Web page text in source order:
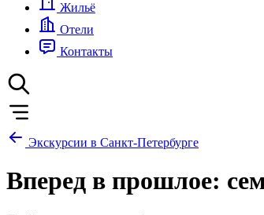
Жильё
Отели
Контакты
Экскурсии в Санкт-Петербурге
Вперед в прошлое: